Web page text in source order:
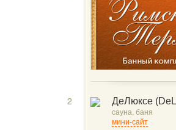
2
ДеЛюксе
сауна, баня
мини-сайт